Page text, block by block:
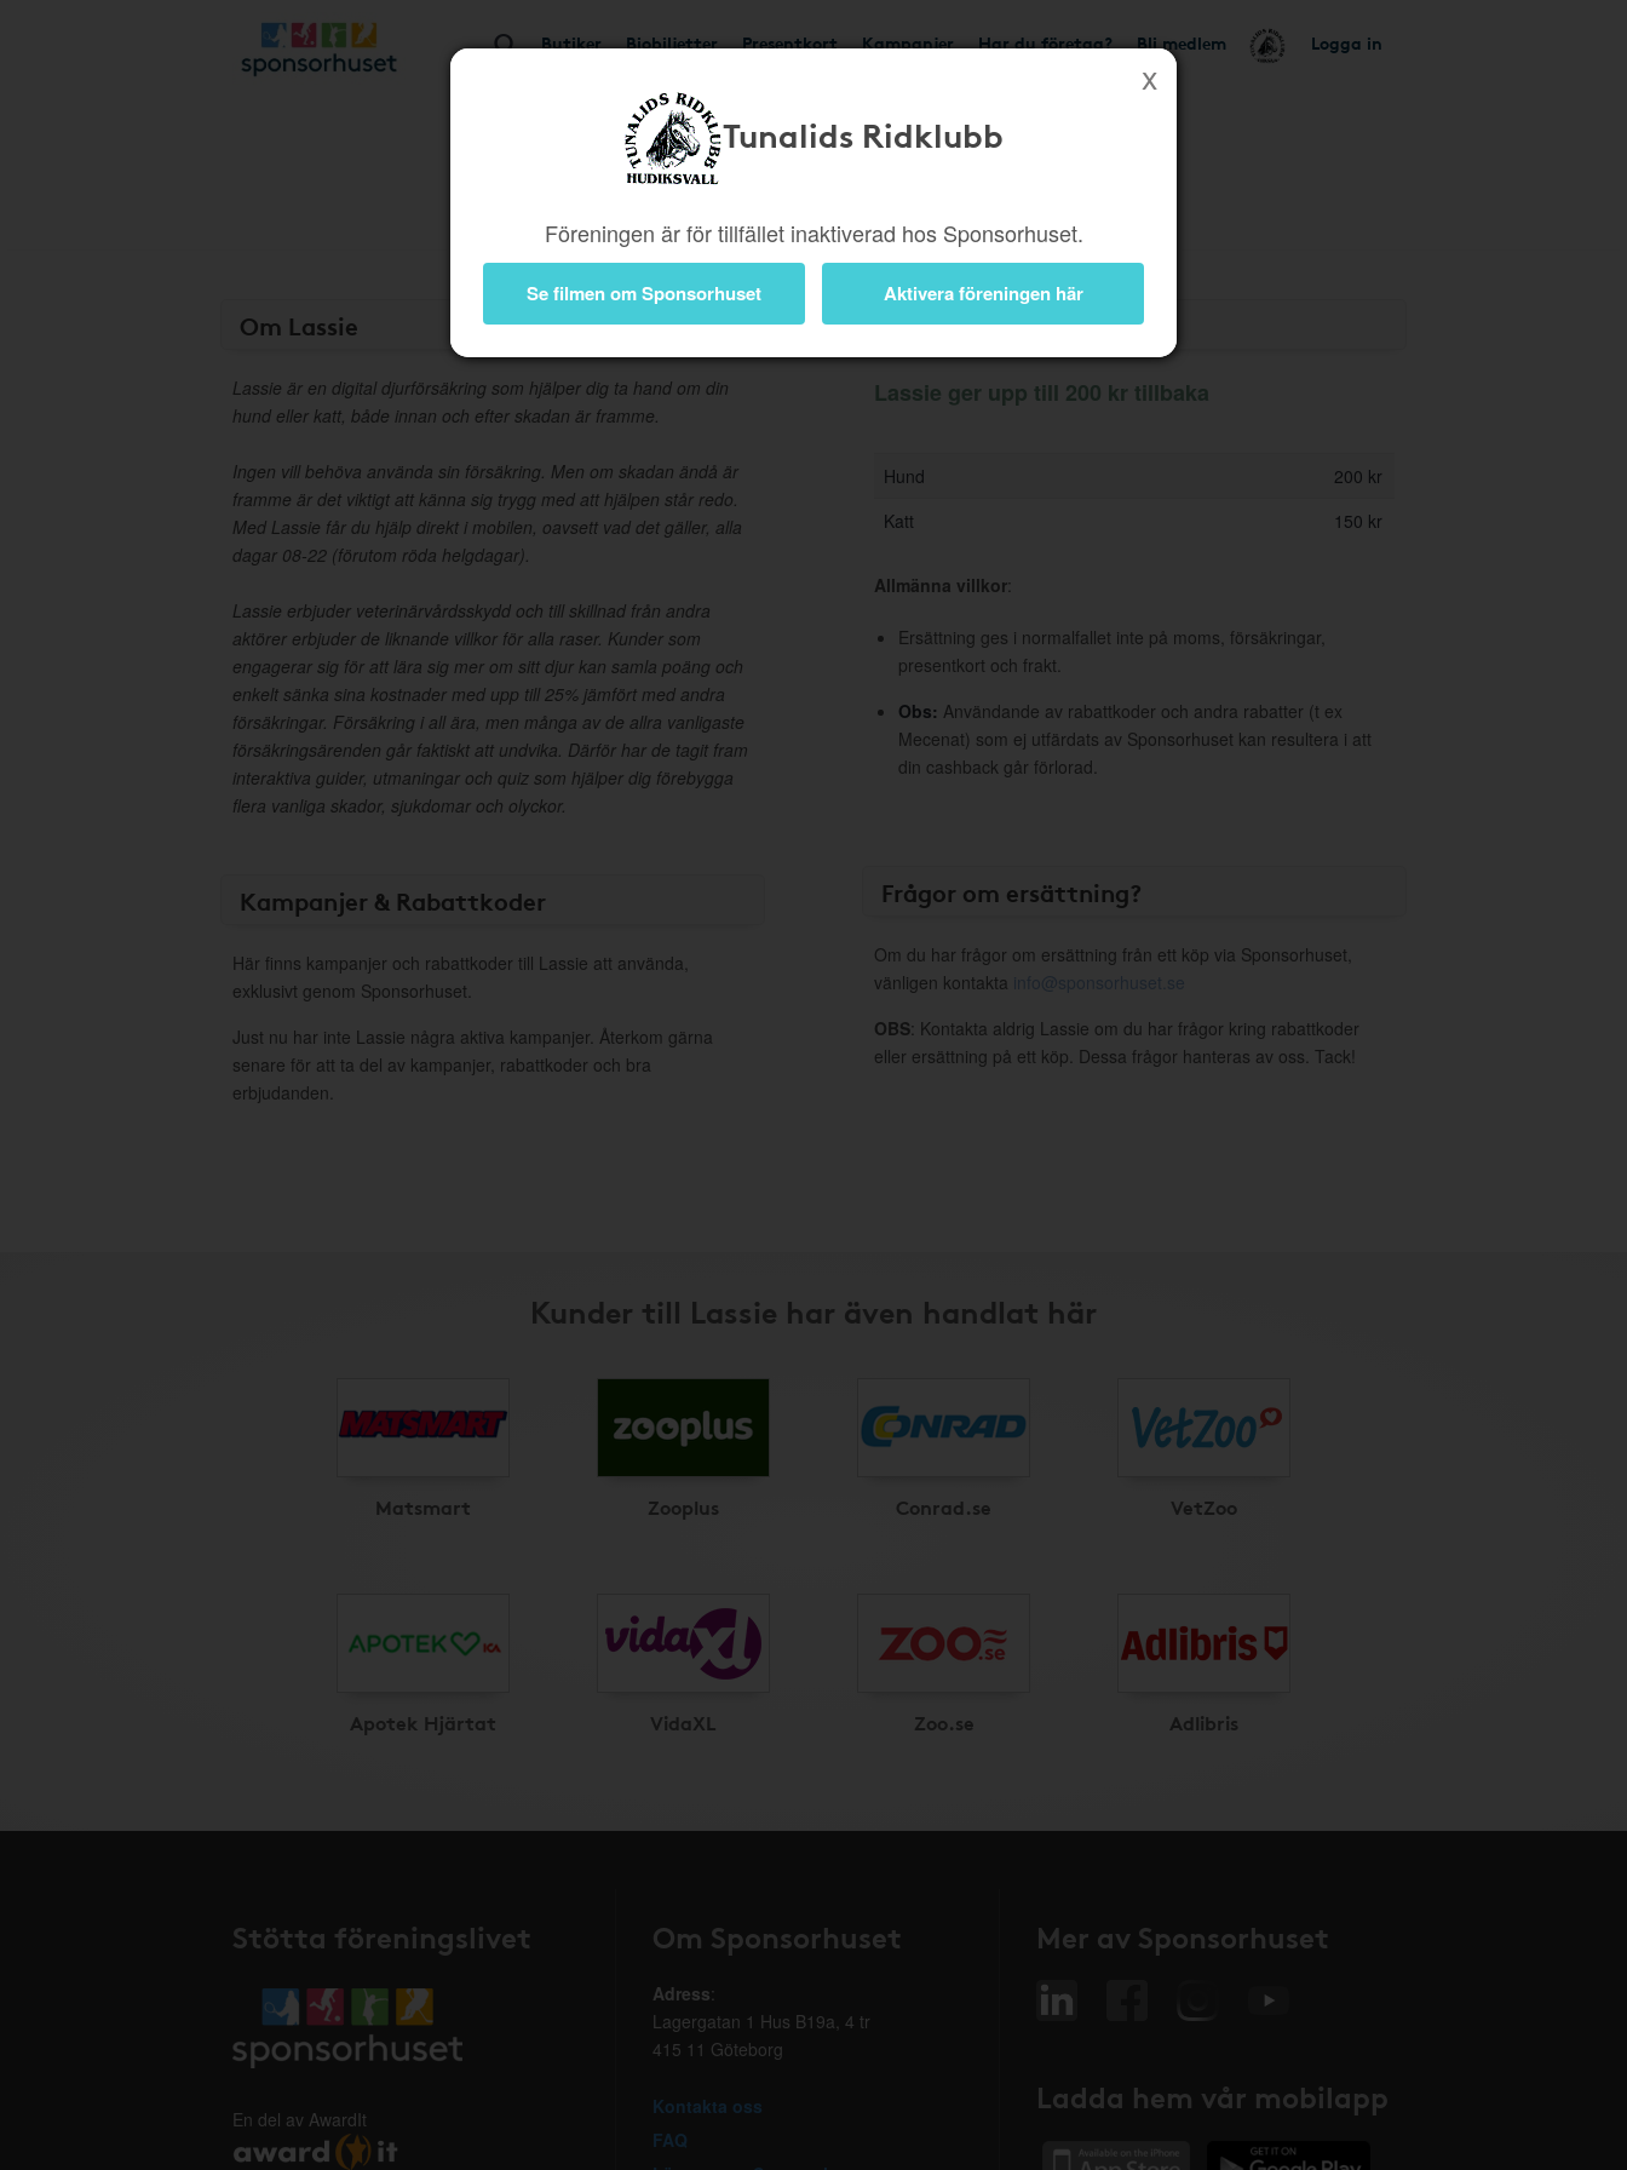
Butiker Biobiljetter Presentkort Kampanjer Har du företag? Bli medlem Logga in
Tunalids Ridklubb
Föreningen är för tillfället inaktiverad hos Sponsorhuset.
Se filmen om Sponsorhuset Aktivera föreningen här
Ger upp till 200 kr
Om Lassie
Lassie är en digital djurförsäkring som hjälper dig ta hand om din
hund eller katt, både innan och efter skadan är framme.
Ingen vill behöva använda sin försäkring. Men om skadan ändå är
framme är det viktigt att känna sig trygg med att hjälpen står redo.
Med Lassie får du hjälp direkt i mobilen, oavsett vad det gäller, alla
dagar 08-22 (förutom röda helgdagar).
Lassie erbjuder veterinärvårdsskydd och till skillnad från andra
aktörer erbjuder de liknande villkor för alla raser. Kunder som
engagerar sig för att lära sig mer om sitt djur kan samla poäng och
enkelt sänka sina kostnader med upp till 25% jämfört med andra
försäkringar. Försäkring i all ära, men många av de allra vanligaste
försäkringsärenden går faktiskt att undvika. Därför har de tagit fram
interaktiva guider, utmaningar och quiz som hjälper dig förebygga
flera vanliga skador, sjukdomar och olyckor.
Kampanjer & Rabattkoder
Här finns kampanjer och rabattkoder till Lassie att använda,
exklusivt genom Sponsorhuset.
Just nu har inte Lassie några aktiva kampanjer. Återkom gärna
senare för att ta del av kampanjer, rabattkoder och bra
erbjudanden.
Information
Lassie ger upp till 200 kr tillbaka
Hund
200 kr
Katt
150 kr
Allmänna villkor:
Ersättning ges i normalfallet inte på moms, försäkringar,
presentkort och frakt.
Obs: Användande av rabattkoder och andra rabatter (t ex
Mecenat) som ej utfärdats av Sponsorhuset kan resultera i att
din cashback går förlorad.
Frågor om ersättning?
Om du har frågor om ersättning från ett köp via Sponsorhuset,
vänligen kontakta info@sponsorhuset.se
OBS: Kontakta aldrig Lassie om du har frågor kring rabattkoder
eller ersättning på ett köp. Dessa frågor hanteras av oss. Tack!
Kunder till Lassie har även handlat här
Matsmart Zooplus Conrad.se VetZoo
Apotek Hjärtat VidaXL Zoo.se Adlibris
Stötta föreningslivet
En del av AwardIt
Om Sponsorhuset
Adress:
Lagergatan 1 Hus B19a, 4 tr
415 11 Göteborg
Kontakta oss
FAQ
Mer av Sponsorhuset
Ladda hem vår mobilapp